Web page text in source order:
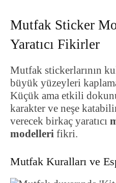
Mutfak Sticker
Yaratıcı Fikirler
Mutfak stickerlarının
büyük yüzeyleri
Küçük ama etkili
karakter ve neşe
verecek birkaç yaratıcı
modelleri fikri.
Mutfak Kuralları ve